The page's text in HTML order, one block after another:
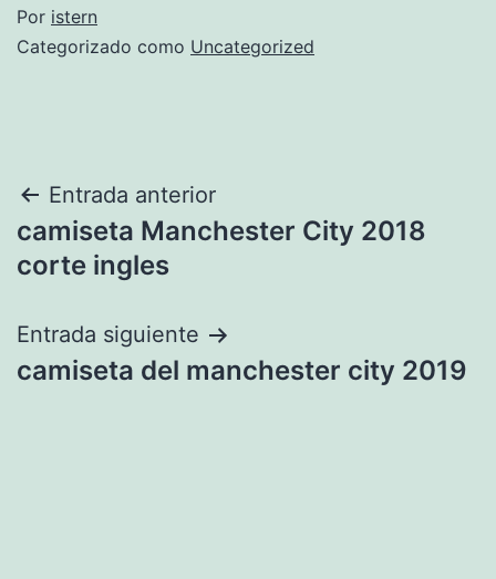
Por istern
Categorizado como Uncategorized
Navegación
de
Entrada anterior
camiseta Manchester City 2018
corte ingles
Entrada siguiente
camiseta del manchester city 2019